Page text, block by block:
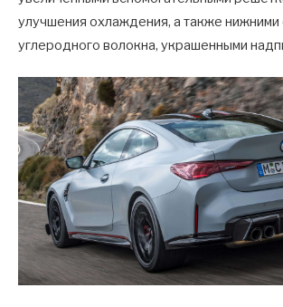
улучшения охлаждения, а также нижними
углеродного волокна, украшенными